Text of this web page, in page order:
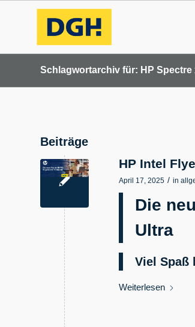
Schlagwortarchiv für: HP Spectre
Beiträge
HP Intel
April 17, 2025 / in
Die
Ultra
Viel Spaß
Weiterlesen